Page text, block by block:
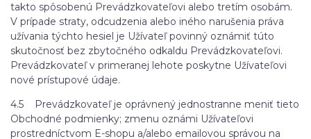
takto spôsobenú Prevádzkovateľovi alebo tretím osobám.
V prípade straty, odcudzenia alebo iného narušenia práva
užívania týchto hesiel je Užívateľ povinný oznámiť túto
skutočnosť bez zbytočného odkaldu Prevádzkovateľovi.
Prevádzkovateľ v primeranej lehote poskytne Užívateľovi
nové prístupové údaje.
4.5 Prevádzkovateľ je oprávnený jednostranne meniť tieto
Obchodné podmienky; zmenu oznámi Užívateľovi
prostredníctvom E-shopu a/alebo emailovou správou na